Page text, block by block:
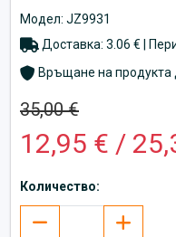
Модел: JZ9931
Доставка: 3.06 € |
Връщане на продукта
35,00 €
12,95 € /
Количество: